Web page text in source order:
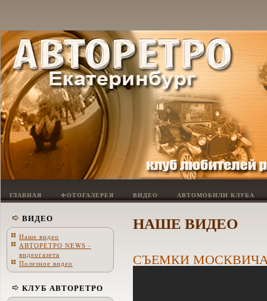
ГЛАВНАЯ ФОТОГАЛЕРЕЯ ВИДЕО АВТОМОБИЛИ КЛУБА
ВИДЕО
Наше видео
АВТОРЕТРО NEWS -
видеогазета
Полезное видео
КЛУБ АВТОРЕТРО
НАШЕ ВИДЕО
СЪЕМКИ